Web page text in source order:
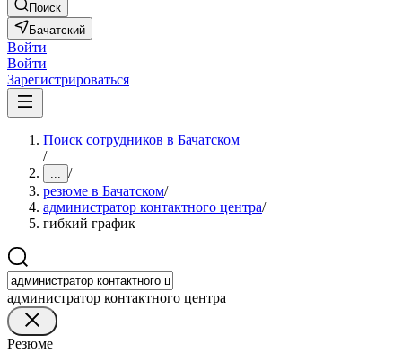
Поиск
Бачатский
Войти
Войти
Зарегистрироваться
Поиск сотрудников в Бачатском
/
... /
резюме в Бачатском/
администратор контактного центра/
гибкий график
администратор контактного центра
Резюме